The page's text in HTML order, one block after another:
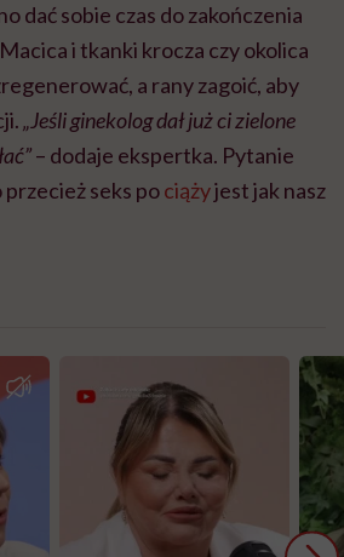
dać sobie czas do zakończenia
i tkanki krocza czy okolica
a rany zagoić, aby
„Jeśli ginekolog dał już ci zielone
– dodaje ekspertka. Pytanie
przecież seks pociążyjest jak nasz